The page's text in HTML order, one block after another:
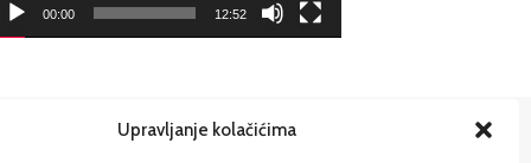
Upravljanje kolačićima
00:00 12:52